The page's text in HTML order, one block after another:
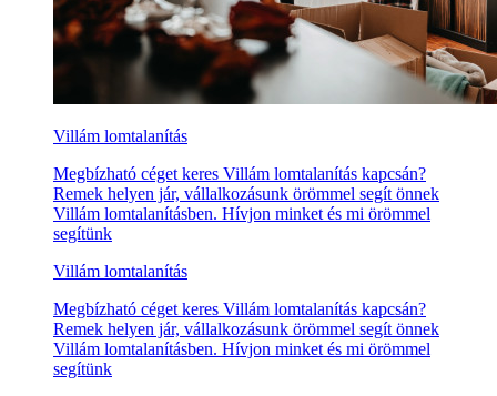
Villám lomtalanítás
Megbízható céget keres Villám lomtalanítás kapcsán?
Remek helyen jár, vállalkozásunk örömmel segít önnek
Villám lomtalanításben. Hívjon minket és mi örömmel
segítünk
Villám lomtalanítás
Megbízható céget keres Villám lomtalanítás kapcsán?
Remek helyen jár, vállalkozásunk örömmel segít önnek
Villám lomtalanításben. Hívjon minket és mi örömmel
segítünk